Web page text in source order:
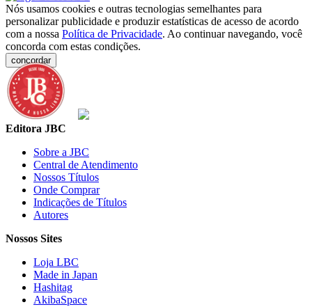
Nós usamos cookies e outras tecnologias semelhantes para
personalizar publicidade e produzir estatísticas de acesso de acordo
com a nossa Política de Privacidade. Ao continuar navegando, você
concorda com estas condições.
concordar
Editora JBC
Sobre a JBC
Central de Atendimento
Nossos Títulos
Onde Comprar
Indicações de Títulos
Autores
Nossos Sites
Loja LBC
Made in Japan
Hashitag
AkibaSpace